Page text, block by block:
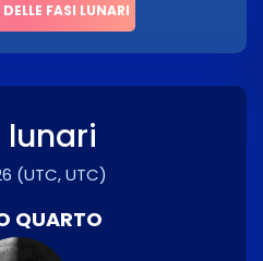
FASI LUNARI
lunari
(UTC, UTC)
QUARTO